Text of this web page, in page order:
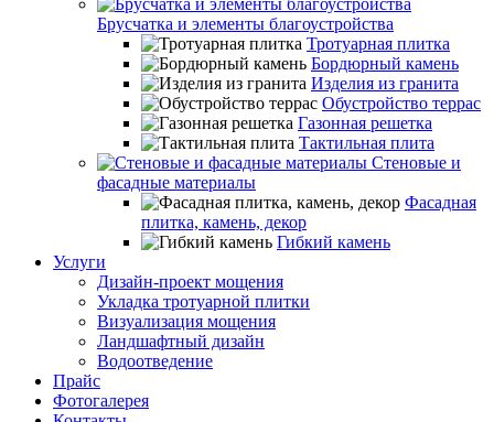
Брусчатка и элементы благоустройства
Тротуарная плитка
Бордюрный камень
Изделия из гранита
Обустройство террас
Газонная решетка
Тактильная плита
Стеновые и
фасадные материалы
Фасадная
плитка, камень, декор
Гибкий камень
Услуги
Дизайн-проект мощения
Укладка тротуарной плитки
Визуализация мощения
Ландшафтный дизайн
Водоотведение
Прайс
Фотогалерея